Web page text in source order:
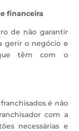
financeira
de não garantir
gerir o negócio e
têm com o
é não
com a
necessárias e